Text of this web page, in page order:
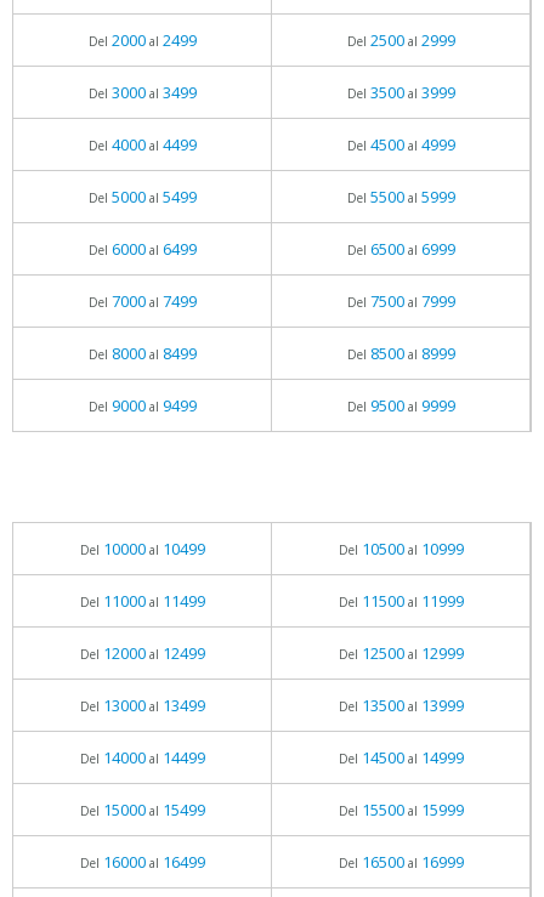
Del 2000al 2499 Del 2500al 2999
Del 3000al 3499 Del 3500al 3999
Del 4000al 4499 Del 4500al 4999
Del 5000al 5499 Del 5500al 5999
Del 6000al 6499 Del 6500al 6999
Del 7000al 7499 Del 7500al 7999
Del 8000al 8499 Del 8500al 8999
Del 9000al 9499 Del 9500al 9999
Del 10000al 10499 Del 10500al 10999
Del 11000al 11499 Del 11500al 11999
Del 12000al 12499 Del 12500al 12999
Del 13000al 13499 Del 13500al 13999
Del 14000al 14499 Del 14500al 14999
Del 15000al 15499 Del 15500al 15999
Del 16000al 16499 Del 16500al 16999